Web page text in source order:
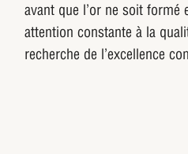
avant que l’or ne soit formé
attention constante à la
recherche de l’excellence